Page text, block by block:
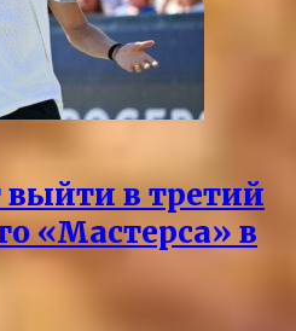
выйти в третий
«Мастерса» в